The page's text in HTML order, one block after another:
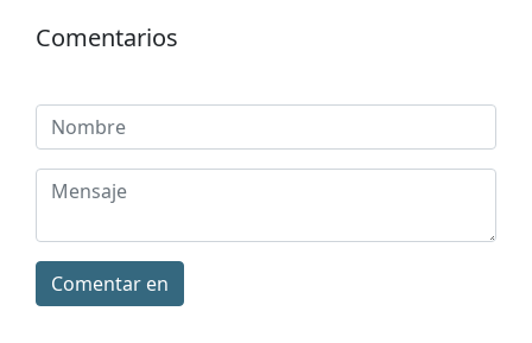
Comentarios
Comentar en